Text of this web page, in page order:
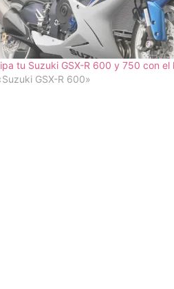
tu Suzuki GSX-R 600 y 750 con el
GSX-R 600»